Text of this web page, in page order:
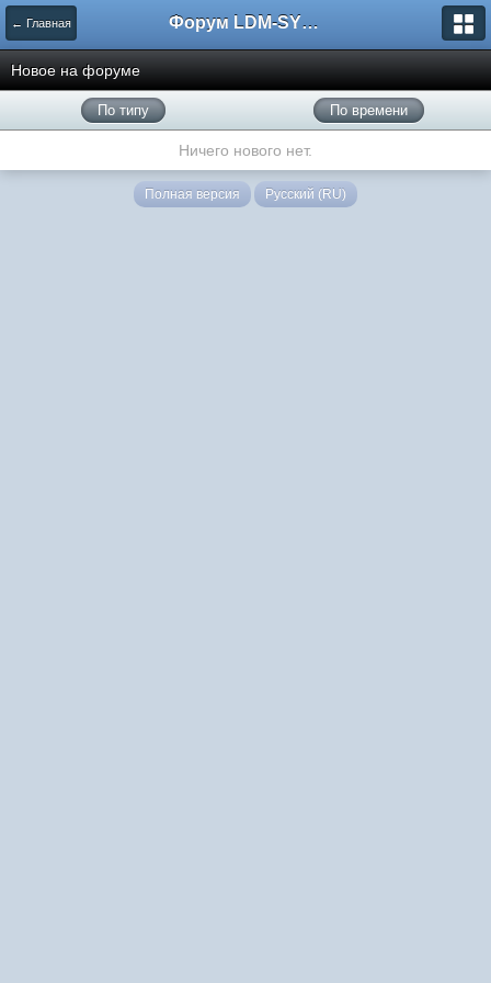
← Главная Форум LDM-SYSTEMS
Новое на форуме
По типу По времени
Ничего нового нет.
Полная версия Русский (RU)